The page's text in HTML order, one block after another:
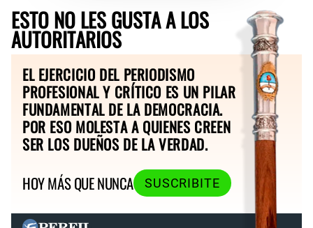
ESTO NO LES GUSTA A LOS
AUTORITARIOS
EL EJERCICIO DEL PERIODISMO
PROFESIONAL Y CRÍTICO ES UN PILAR
FUNDAMENTAL DE LA DEMOCRACIA.
POR ESO MOLESTA A QUIENES CREEN
SER LOS DUEÑOS DE LA VERDAD.
HOY MÁS QUE NUNCA
SUSCRIBITE